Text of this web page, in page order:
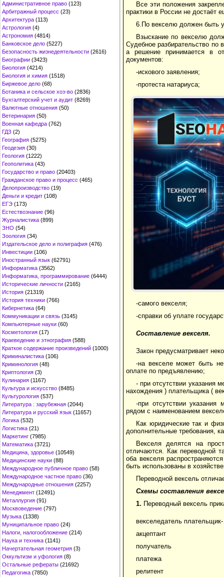
Административное право (123)
Арбитражный процесс (23)
Архитектура (113)
Астрология (4)
Астрономия (4814)
Банковское дело (5227)
Безопасность жизнедеятельности (2616)
Биографии (3423)
Биология (4214)
Биология и химия (1518)
Биржевое дело (68)
Ботаника и сельское хоз-во (2836)
Бухгалтерский учет и аудит (8269)
Валютные отношения (50)
Ветеринария (50)
Военная кафедра (762)
ГДЗ (2)
География (5275)
Геодезия (30)
Геология (1222)
Геополитика (43)
Государство и право (20403)
Гражданское право и процесс (465)
Делопроизводство (19)
Деньги и кредит (108)
ЕГЭ (173)
Естествознание (96)
Журналистика (899)
ЗНО (54)
Зоология (34)
Издательское дело и полиграфия (476)
Инвестиции (106)
Иностранный язык (62791)
Информатика (3562)
Информатика, программирование (6444)
Исторические личности (2165)
История (21319)
История техники (766)
Кибернетика (64)
Коммуникации и связь (3145)
Компьютерные науки (60)
Косметология (17)
Краеведение и этнография (588)
Краткое содержание произведений (1000)
Криминалистика (106)
Криминология (48)
Криптология (3)
Кулинария (1167)
Культура и искусство (8485)
Культурология (537)
Литература : зарубежная (2044)
Литература и русский язык (11657)
Логика (532)
Логистика (21)
Маркетинг (7985)
Математика (3721)
Медицина, здоровье (10549)
Медицинские науки (88)
Международное публичное право (58)
Международное частное право (36)
Международные отношения (2257)
Менеджмент (12491)
Металлургия (91)
Москвоведение (797)
Музыка (1338)
Муниципальное право (24)
Налоги, налогообложение (214)
Наука и техника (1141)
Начертательная геометрия (3)
Оккультизм и уфология (8)
Остальные рефераты (21692)
Педагогика (7850)
Все эти положения
практики в России не
6.По векселю должен быть
Взыскание по векселю
Судебное разбирательство по
а решение принимается в
документов:
-искового заявления;
-протеста натариуса;
-самого векселя;
-справки об уплате
Составление векселя.
Закон предусматривает
-на векселе может быть
оплате по предъявлению;
- при отсутствии указания
нахождения ) плательщика (
-при отсутствии указания
рядом с наименованием
Как юридические так и
дополнительные требования,
Векселя делятся на
отличаются. Как переводной
оба векселя
быть использованы в
Переводной вексель
Схемы составления
1. Переводный вексель
векселедатель плательщик-
акцептант
получатель
платежа
релитент